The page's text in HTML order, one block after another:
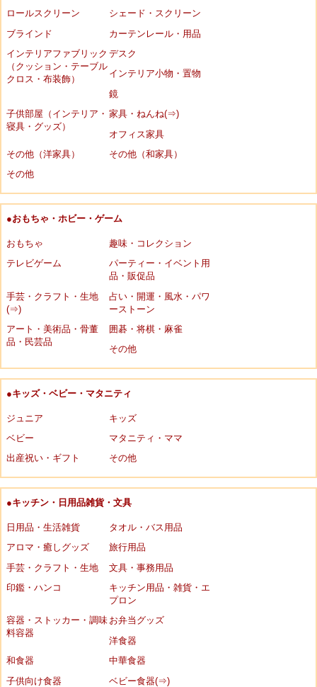
ロールスクリーン
シェード・スクリーン
ブラインド
カーテンレール・用品
インテリアファブリック
（クッション・テーブル
クロス・布装飾）
デスク
インテリア小物・置物
鏡
子供部屋（インテリア・
寝具・グッズ）
家具・ねんね(⇒)
オフィス家具
その他（洋家具）
その他（和家具）
その他
●おもちゃ・ホビー・ゲーム
おもちゃ
趣味・コレクション
テレビゲーム
パーティー・イベント用
品・販促品
手芸・クラフト・生地
(⇒)
占い・開運・風水・パワ
ーストーン
アート・美術品・骨董
品・民芸品
囲碁・将棋・麻雀
その他
●キッズ・ベビー・マタニティ
ジュニア
キッズ
ベビー
マタニティ・ママ
出産祝い・ギフト
その他
●キッチン・日用品雑貨・文具
日用品・生活雑貨
タオル・バス用品
アロマ・癒しグッズ
旅行用品
手芸・クラフト・生地
文具・事務用品
印鑑・ハンコ
キッチン用品・雑貨・エ
プロン
容器・ストッカー・調味
料容器
お弁当グッズ
洋食器
和食器
中華食器
子供向け食器
ベビー食器(⇒)